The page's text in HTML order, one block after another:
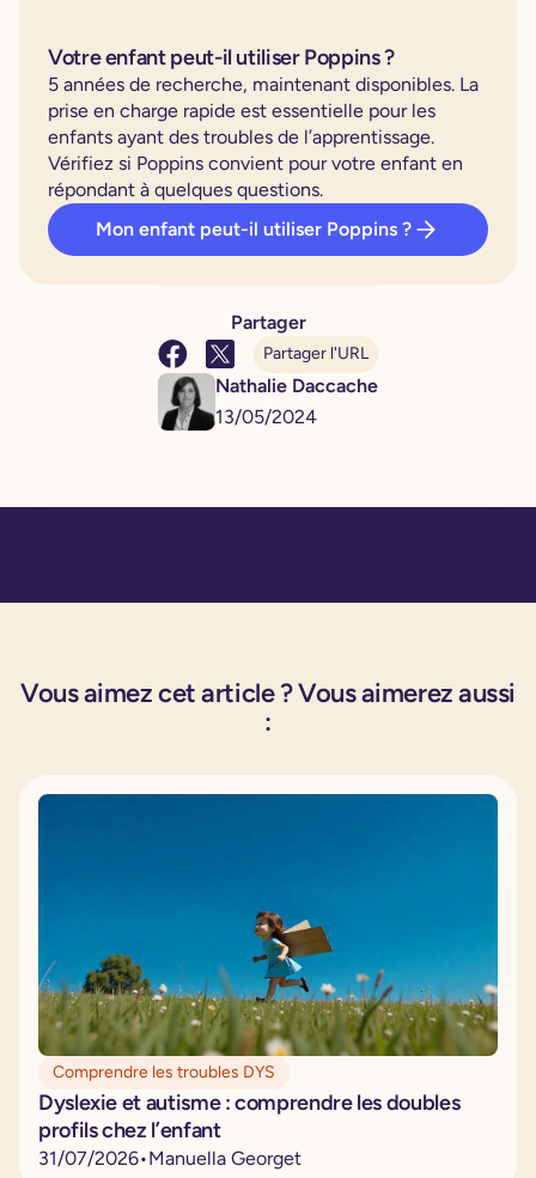
Partager
Partager l'URL
Nathalie Daccache
13/05/2024
Votre enfant peut-il utiliser Poppins ?
5 années de recherche, maintenant disponibles. La
prise en charge rapide est essentielle pour les
enfants ayant des troubles de l’apprentissage.
Vérifiez si Poppins convient pour votre enfant en
répondant à quelques questions.
Mon enfant peut-il utiliser Poppins ?
Vous aimez cet article ? Vous aimerez aussi
:
Comprendre les troubles DYS
Dyslexie et autisme : comprendre les doubles
profils chez l’enfant
31/07/2026•Manuella Georget